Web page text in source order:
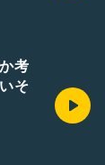
考
そ